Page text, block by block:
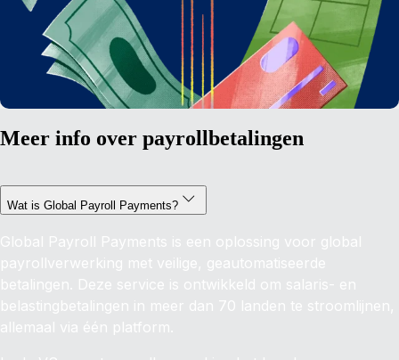
Meer info over payrollbetalingen
Wat is Global Payroll Payments?
Global Payroll Payments is een oplossing voor global
payrollverwerking met veilige, geautomatiseerde
betalingen. Deze service is ontwikkeld om salaris- en
belastingbetalingen in meer dan 70 landen te stroomlijnen,
allemaal via één platform.